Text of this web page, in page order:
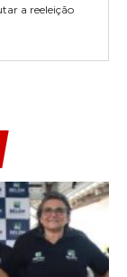
a reeleição